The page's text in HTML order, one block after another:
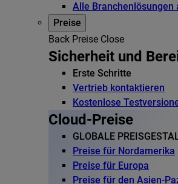
Alle Branchenlösungen
Preise
Back Preise Close
Sicherheit und
Erste Schritte
Vertrieb kontaktieren
Kostenlose
Cloud-Preise
GLOBALE
Preise für Nordamerika
Preise für Europa
Preise für den Asien-